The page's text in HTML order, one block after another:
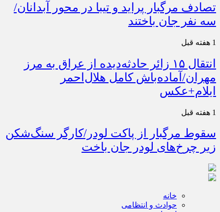
تصادف مرگبار پراید و تیبا در محور آبدانان/
سه نفر جان باختند
1 هفته قبل
انتقال ۱۵ زائر حادثه‌دیده از عراق به مرز
مهران/آماده‌باش کامل هلال‌احمر
ایلام+عکس
1 هفته قبل
سقوط مرگبار از پاکت لودر/کارگر سنگ‌شکن
زیر چرخ‌های لودر جان باخت
خانه
حوادث و انتظامی